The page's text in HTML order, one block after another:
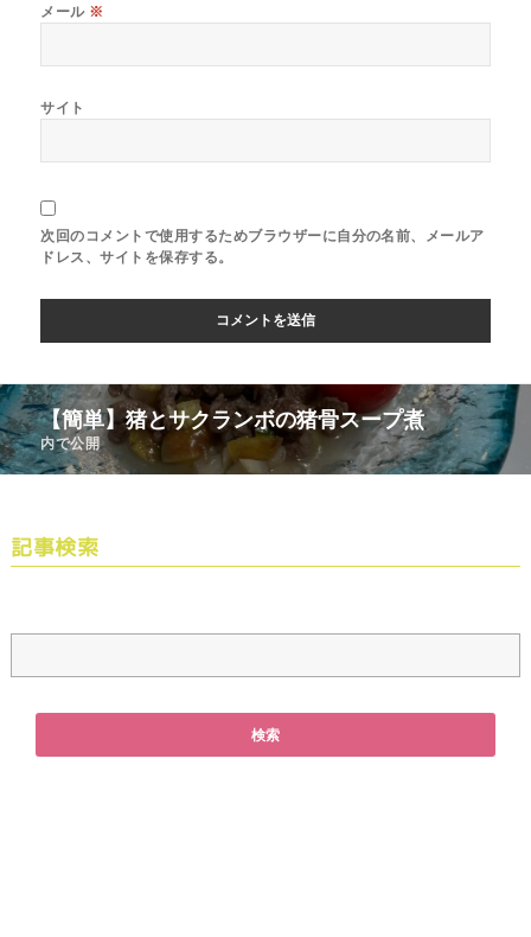
メール ※
サイト
次回のコメントで使用するためブラウザーに自分の名前、メールア
ドレス、サイトを保存する。
【簡単】猪とサクランボの猪骨スープ煮
内で公開
記事検索